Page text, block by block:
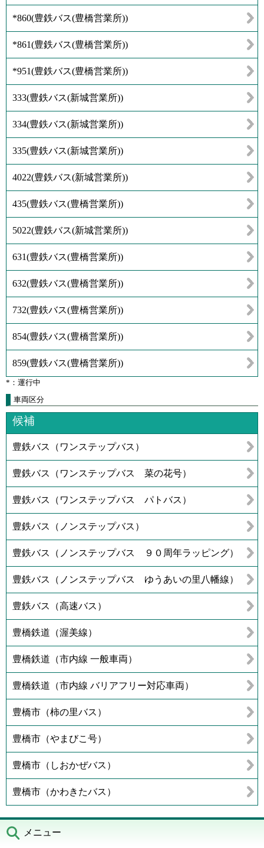
*860(豊鉄バス(豊橋営業所))
*861(豊鉄バス(豊橋営業所))
*951(豊鉄バス(豊橋営業所))
333(豊鉄バス(新城営業所))
334(豊鉄バス(新城営業所))
335(豊鉄バス(新城営業所))
4022(豊鉄バス(新城営業所))
435(豊鉄バス(豊橋営業所))
5022(豊鉄バス(新城営業所))
631(豊鉄バス(豊橋営業所))
632(豊鉄バス(豊橋営業所))
732(豊鉄バス(豊橋営業所))
854(豊鉄バス(豊橋営業所))
859(豊鉄バス(豊橋営業所))
*：運行中
車両区分
候補
豊鉄バス（ワンステップバス）
豊鉄バス（ワンステップバス 菜の花号）
豊鉄バス（ワンステップバス パトバス）
豊鉄バス（ノンステップバス）
豊鉄バス（ノンステップバス ９０周年ラッピング）
豊鉄バス（ノンステップバス ゆうあいの里八幡線）
豊鉄バス（高速バス）
豊橋鉄道（渥美線）
豊橋鉄道（市内線 一般車両）
豊橋鉄道（市内線 バリアフリー対応車両）
豊橋市（柿の里バス）
豊橋市（やまびこ号）
豊橋市（しおかぜバス）
豊橋市（かわきたバス）
メニュー